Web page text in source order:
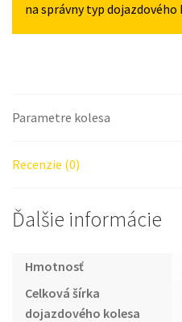
na správny typ dojazdového
Parametre kolesa
Recenzie (0)
Ďalšie informácie
Hmotnosť
Celková šírka
dojazdového kolesa